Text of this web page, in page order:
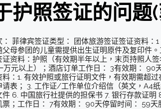
护照签证的问题
： 菲律宾签证类型： 团体旅游签证签证资料：
父母参团的儿童需提供出生证明原件及复印件
证资料：护照（有效期半年以上，末页持照人
万元以上）；酒店订单工作日： 3有效期：
料：1. 有效护照或旅行证明文件，有效期需超
请表； 3. 工作证/工作单位介绍信（英文，A4
件 6. 中国旅行社提供的担保书 7. 银行存款证明
票；工作日： 7有效期： 90天停留时间： 59